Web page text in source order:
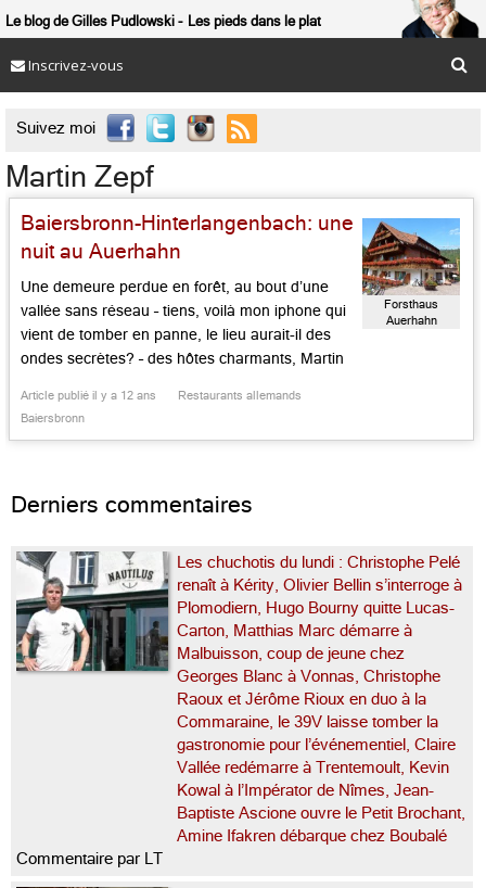
Le blog de Gilles Pudlowski Les pieds dans le plat
Inscrivez-vous
Suivez moi 
Martin Zepf
Baiersbronn-Hinterlangenbach: une
nuit au Auerhahn
Une demeure perdue en forêt, au bout d’une
vallée sans réseau – tiens, voilà mon iphone qui
vient de tomber en panne, le lieu aurait-il des
ondes secrètes? – des hôtes charmants, Martin
clients en amis, une taverne ancienne, un spa
Article publié il y a 12 ans
Restaurants allemands
Baiersbronn
Forsthaus
Auerhahn
Derniers commentaires
Les chuchotis du lundi : Christophe Pelé
renaît à Kérity, Olivier Bellin s’interroge à
Plomodiern, Hugo Bourny quitte Lucas-
Carton, Matthias Marc démarre à
Malbuisson, coup de jeune chez
Georges Blanc à Vonnas, Christophe
Raoux et Jérôme Rioux en duo à la
Commaraine, le 39V laisse tomber la
gastronomie pour l’événementiel, Claire
Vallée redémarre à Trentemoult, Kevin
Kowal à l’Impérator de Nîmes, Jean-
Baptiste Ascione ouvre le Petit Brochant,
Amine Ifakren débarque chez Boubalé
Commentaire par LT